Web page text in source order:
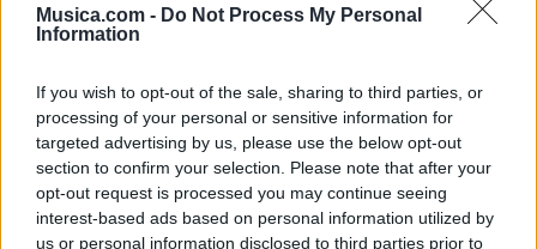
Musica.com - Do Not Process My Personal
Information
If you wish to opt-out of the sale, sharing to third parties, or
processing of your personal or sensitive information for
targeted advertising by us, please use the below opt-out
section to confirm your selection. Please note that after your
opt-out request is processed you may continue seeing
interest-based ads based on personal information utilized by
us or personal information disclosed to third parties prior to
¿Apoyar a Matt Hunter?
0
Ranking de Matt Hunter TOP Música